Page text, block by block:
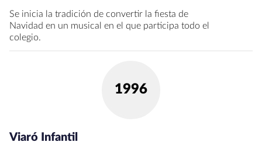
Se inicia la tradición de convertir la fiesta de
Navidad en un musical en el que participa todo el
colegio.
Viaró Infantil
1996